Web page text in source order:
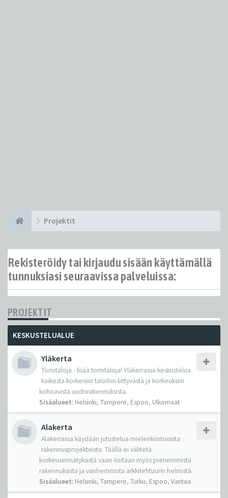
Projektit
Rekisteröidy tai kirjaudu sisään käyttämällä
tunnuksiasi seuraavissa palveluissa:
PROJEKTIT
KESKUSTELUALUE
Yläkerta
Tornitaloja - lisää tornitaloja! Yläkerrassa keskustelua
kaikesta korkeisiin taloihin liittyvästä ja korkeuksiin
kohoavista uudisrakennuksista.
Sisäalueet: Helsinki, Tampere, Espoo, Ulkomaat
Alakerta
Alakerrassa käydään jutustelua mielenkiintoisista
rakennusprojekteista. Täällä ei välitetä
korkeusennätyksistä vaan iloitaan myös pienemmistä
rakennuksista ja vanhemmista arkkitehtuurin helmistä.
Sisäalueet: Helsinki, Tampere, Turku, Espoo, Vantaa